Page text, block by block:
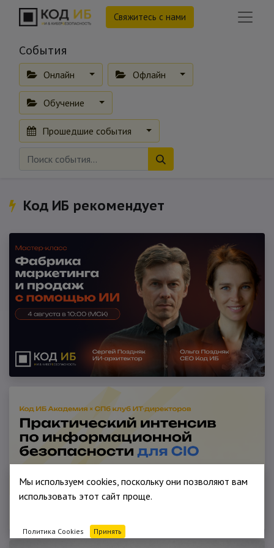
Свяжитесь с нами
События
Онлайн Офлайн
Обучение
Прошедшие события
Код ИБ рекомендует
Мы используем cookies, поскольку они позволяют вам
использовать этот сайт проще.
Политика Cookies Принять